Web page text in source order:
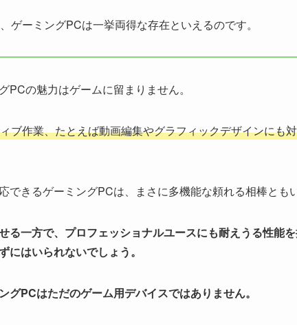
ゲーミングPCは一挙両得な存在といえるのです。
PCの魅力はゲームに留まりません。
ブ作業、たとえば動画編集やグラフィックデザインにも
できるゲーミングPCは、まさに多機能な頼れる相棒とも
る一方で、プロフェッショナルユースにも耐えうる性能
にはいられないでしょう。
グPCはただのゲーム用デバイスではありません。